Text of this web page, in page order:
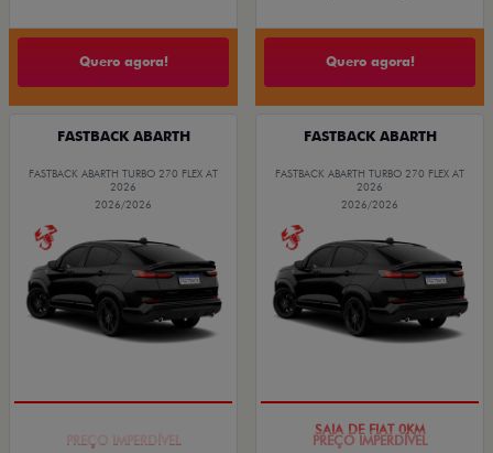
Quero agora! Quero agora!
FASTBACK ABARTH
FASTBACK ABARTH TURBO 270 FLEX AT
2026
2026/2026
FASTBACK ABARTH
FASTBACK ABARTH TURBO 270 FLEX AT
2026
2026/2026